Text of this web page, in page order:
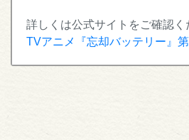
詳しくは公式サイトをご確認く
TVアニメ『忘却バッテリー』